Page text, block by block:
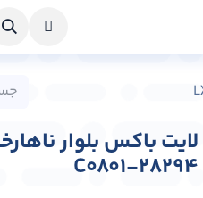
C0801-28294